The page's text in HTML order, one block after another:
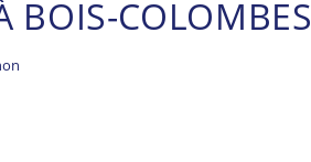
BOIS-COLOMBES